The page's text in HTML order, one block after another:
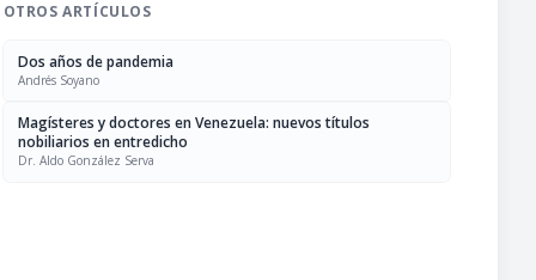
OTROS ARTÍCULOS
Dos años de pandemia
Andrés Soyano
Magísteres y doctores en Venezuela: nuevos títulos
nobiliarios en entredicho
Dr. Aldo González Serva